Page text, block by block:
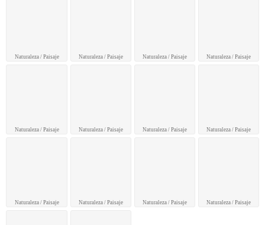
Naturaleza / Paisaje
Naturaleza / Paisaje
Naturaleza / Paisaje
Naturaleza / Paisaje
Naturaleza / Paisaje
Naturaleza / Paisaje
Naturaleza / Paisaje
Naturaleza / Paisaje
Naturaleza / Paisaje
Naturaleza / Paisaje
Naturaleza / Paisaje
Naturaleza / Paisaje